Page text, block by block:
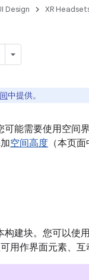
Design XR
中提供。
可能需要使用空
空间高度 （本页
构建块。您可以使
用作界面元素、互